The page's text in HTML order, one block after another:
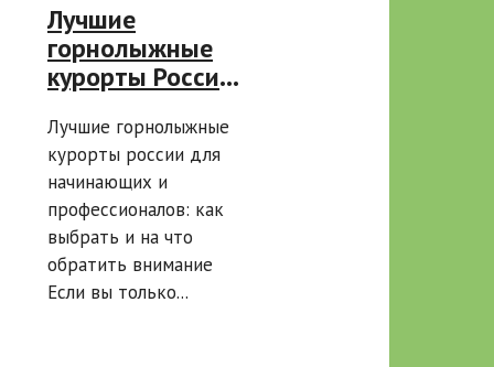
Лучшие
горнолыжные
курорты России
начинающих и
профессионалов
Лучшие горнолыжные
курорты россии для
начинающих и
профессионалов: как
выбрать и на что
обратить внимание
Если вы только...